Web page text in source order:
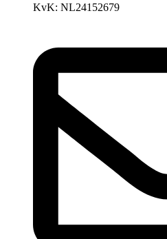
KvK: NL24152679